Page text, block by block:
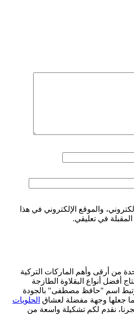
والموقع الإلكتروني في هذا
في تعليقي.
من أرقى وأهم الماركات التركية
أفضل أنواع البقلاوة الطازجة
ارتبط اسم "حافظ مصطفى" بالجودة
مما جعلها وجهة مفضلة لعشاق الحلويات
نقدم لكم تشكيلة واسعة من